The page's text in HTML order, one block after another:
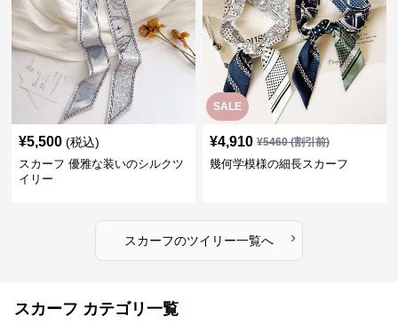
¥5,500 (税込)
スカーフ 優雅な装いのシルクツ
イリー
SALE
¥4,910 ¥5460(割引前)
幾何学模様の細長スカーフ
スカーフのツイリー一覧へ ›
スカーフ カテゴリ一覧